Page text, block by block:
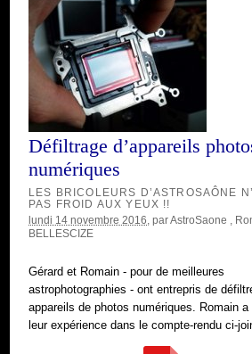
Défiltrage d’appareils
numériques
LES BRICOLEURS D’ASTROSAÔNE
PAS FROID AUX YEUX !!
lundi 14 novembre 2016 , parAstroSaone
BELLESCIZE
Gérard et Romain - pour de meilleures
astrophotographies - ont entrepris de
appareils de photos numériques. Romain a
leur expérience dans le compte-rendu ci-